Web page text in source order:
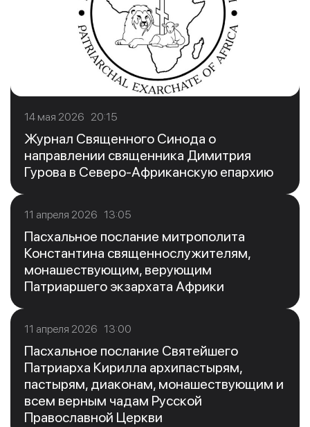
14 мая 2026 20:15
Журнал Священного Синода о
направлении священника Димитрия
Гурова в Северо-Африканскую епархию
11 апреля 2026 13:05
Пасхальное послание митрополита
Константина священнослужителям,
монашествующим, верующим
Патриаршего экзархата Африки
11 апреля 2026 13:00
Пасхальное послание Святейшего
Патриарха Кирилла архипастырям,
пастырям, диаконам, монашествующим и
всем верным чадам Русской
Православной Церкви